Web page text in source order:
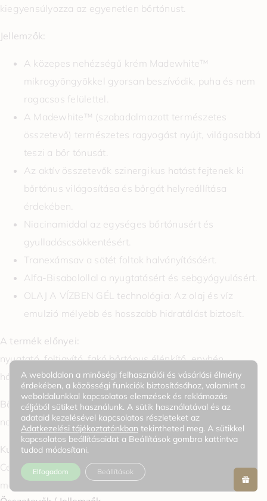
kiegyensúlyozza az egyenetlen bőrtónust.
Jellemzők:
A közepes nehézségű krém Madewhite™
mikrogyöngyökkel gyorsan beszívódik, puha és nem
ragacsos felülettel.
A Madewhite™ (szabadalmazott természetes
összetevő) természetes ragyogást nyújt, világosabbá
teszi a bőr tónusát.
Az aktív összetevők szinergikus hatást fejtenek ki
bőrtónus világosítása és bőrgát helyreállítása
érdekében.
Niacinamiddal az egységes bőrtónusért és
gyulladáscsökkentésért.
Tranexámsav a sötét foltok halványításáért.
Alfa-Bisabolollal a nyugtatásért és sebgyógyulásért.
OLAJ A VÍZBEN GÉL technológia: Az olaj és víz
emulzió mélyebb és hosszabb hidratálást biztosít.
A termék előnyei:
nyugtató, foltjavító, fakó bőrtónus élénkítő, enyhén
hámlasztó
Bőrtípus:
normál, érzékeny, kombinált
Kulcsfontosságú összetevők:
Centella Asiatica kivonat, niacinamid, tranexámsav,
madecassoside, panthenol, bisabolol
A weboldalon a minőségi felhasználói és vásárlási élmény
érdekében, a közösségi funkciók biztosításához, valamint a
weboldalunkkal kapcsolatos elemzések és reklámozás
céljából sütiket használunk. A sütik használatával és az
adataid kezelésével kapcsolatos részleteket az
Adatkezelési tájékoztatónkban tekintheted meg. A sütikkel
kapcsolatos beállításaidat a Beállítások gombra kattintva
tudod módosítani.
Elfogadom Beállítások